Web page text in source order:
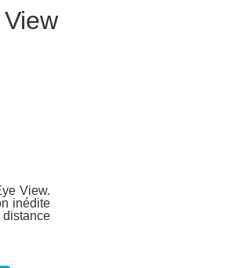
View.
inédite